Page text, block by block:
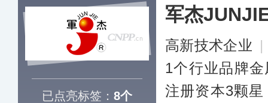
多
已点亮标签： 8个
军杰
高新技术企业 |
1个行业品牌
注册资本3颗星